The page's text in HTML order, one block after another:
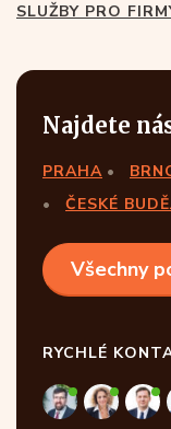
SLUŽBY PRO
Najdete
PRAHA
ČESKÉ
Všechny
RYCHLÉ